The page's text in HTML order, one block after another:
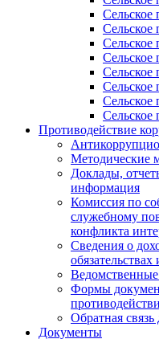
Сельское
Сельское
Сельское
Сельское
Сельское
Сельское
Противодействие
Методические
Доклады,
информация
Комиссия по
служебному
конфликта
Сведения о
Формы
Обратная
Документы